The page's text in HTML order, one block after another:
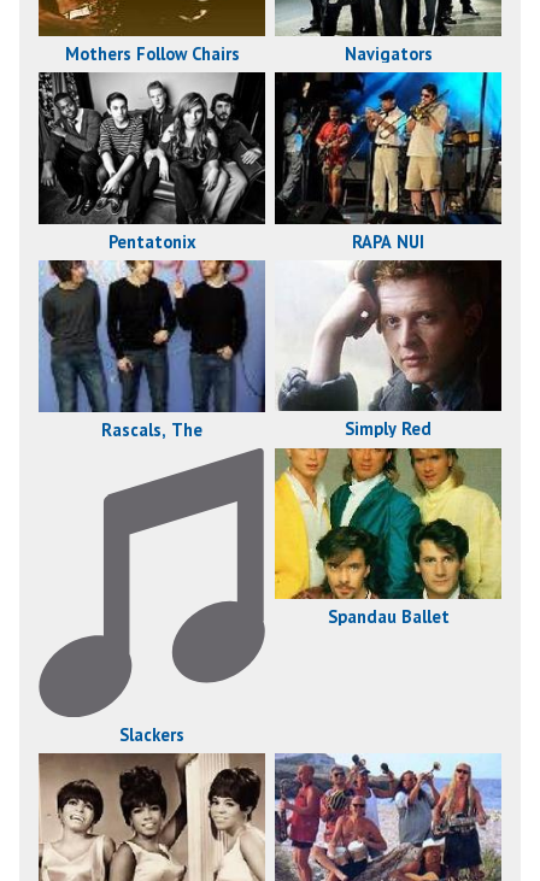
Mothers Follow Chairs Navigators
Pentatonix RAPA NUI
Rascals, The Simply Red
Slackers
Spandau Ballet